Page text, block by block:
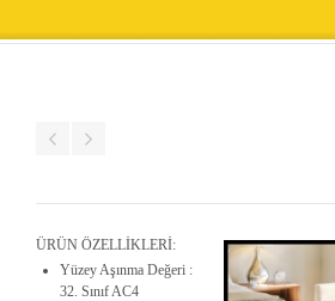
ÜRÜN ÖZELLİKLERİ:
Yüzey Aşınma Değeri :
32. Sınıf AC4